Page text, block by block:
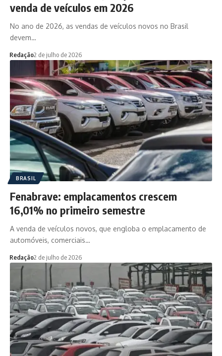
venda de veículos em 2026
No ano de 2026, as vendas de veículos novos no Brasil
devem…
Redação2 de julho de 2026
BRASIL
Fenabrave: emplacamentos crescem
16,01% no primeiro semestre
A venda de veículos novos, que engloba o emplacamento de
automóveis, comerciais…
Redação2 de julho de 2026